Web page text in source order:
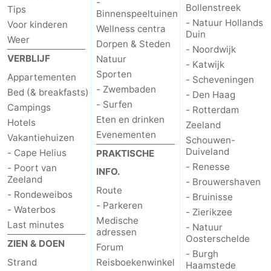
Tips
Voor kinderen
Weer
VERBLIJF
Appartementen
Bed (& breakfasts)
Campings
Hotels
Vakantiehuizen
- Cape Helius
- Poort van
Zeeland
- Rondeweibos
- Waterbos
Last minutes
ZIEN & DOEN
Strand
Binnenspeeltuinen
Wellness centra
Dorpen & Steden
Natuur
Sporten
- Zwembaden
- Surfen
Eten en drinken
Evenementen
PRAKTISCHE
INFO.
Route
- Parkeren
Medische
adressen
Forum
Reisboekenwinkel
Bollenstreek
- Natuur Hollands
Duin
- Noordwijk
- Katwijk
- Scheveningen
- Den Haag
- Rotterdam
Zeeland
Schouwen-
Duiveland
- Renesse
- Brouwershaven
- Bruinisse
- Zierikzee
- Natuur
Oosterschelde
- Burgh
Haamstede